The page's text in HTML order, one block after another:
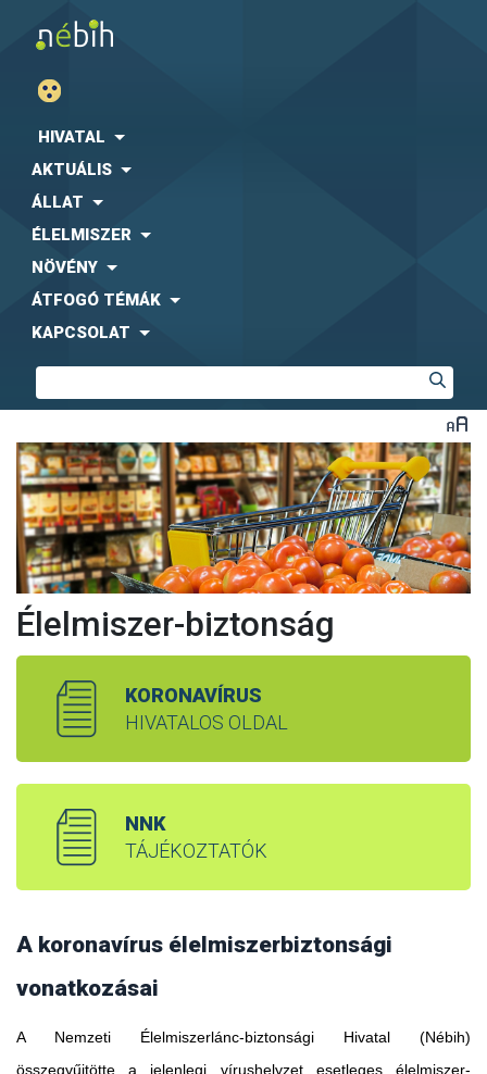
HIVATAL
AKTUÁLIS
ÁLLAT
ÉLELMISZER
NÖVÉNY
ÁTFOGÓ TÉMÁK
KAPCSOLAT
Élelmiszer-biztonság
KORONAVÍRUS
HIVATALOS OLDAL
NNK
TÁJÉKOZTATÓK
A koronavírus élelmiszerbiztonsági
vonatkozásai
A Nemzeti Élelmiszerlánc-biztonsági Hivatal (Nébih)
összegyűjtötte a jelenlegi vírushelyzet esetleges élelmiszer-